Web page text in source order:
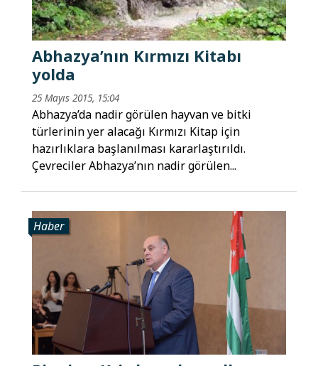
Abhazya’nın Kırmızı Kitabı
yolda
25 Mayıs 2015, 15:04
Abhazya’da nadir görülen hayvan ve bitki
türlerinin yer alacağı Kırmızı Kitap için
hazırlıklara başlanılması kararlaştırıldı.
Çevreciler Abhazya’nın nadir görülen...
Haber